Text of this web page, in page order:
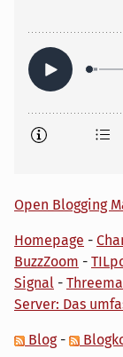
Open Blogging
Homepage -
BuzzZoom -
Signal - Threema
Server: Das
Blog-